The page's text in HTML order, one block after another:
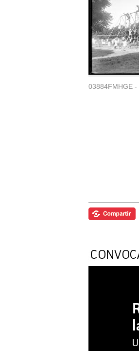
03884FMHGE -